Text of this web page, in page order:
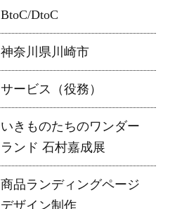
BtoC/DtoC
神奈川県川崎市
サービス（役務）
いきものたちのワンダー
ランド 石村嘉成展
商品ランディングページ
デザイン制作